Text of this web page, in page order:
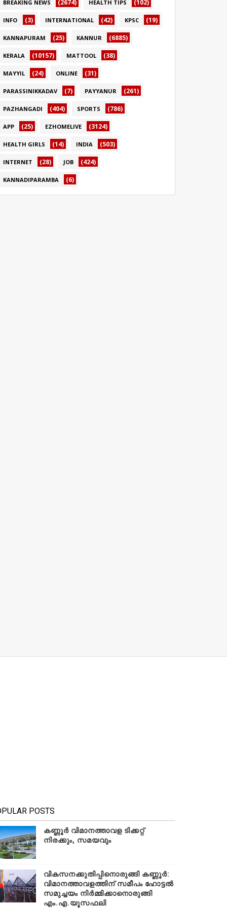
BREAKING NEWS (2674) HEALTH TIPS (102)
INFO (3) INTERNATIONAL (42) KPSC (19)
KANNAPURAM (25) KANNUR (6885)
KERALA (10157) MATTOOL (38)
MAYYIL (24) ONLINE (31)
PARASSINIKKADAV (7) PAYYANUR (261)
PAZHANGADI (404) SPORTS (786)
APP (25) EZHOMELIVE (3124)
HEALTH GIRLS (14) INDIA (503)
INTERNET (28) JOB (424)
KANNADIPARAMBA (6)
POSTS
കണ്ണൂർ വിമാനത്താവള ടിക്കറ്റ്
നിരക്കും, സമയവും
വികസനക്കുതിപ്പിനൊരുങ്ങി കണ്ണൂർ:
വിമാനത്താവളത്തിന് സമീപം ഹോട്ടൽ
സമുച്ചയം നിർമ്മിക്കാനൊരുങ്ങി
എം.എ.യൂസഫലി